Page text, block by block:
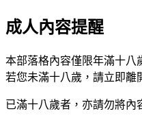
成人內容提醒
本部落格內容僅限年滿十八
若您未滿十八歲，請立即離
已滿十八歲者，亦請勿將內